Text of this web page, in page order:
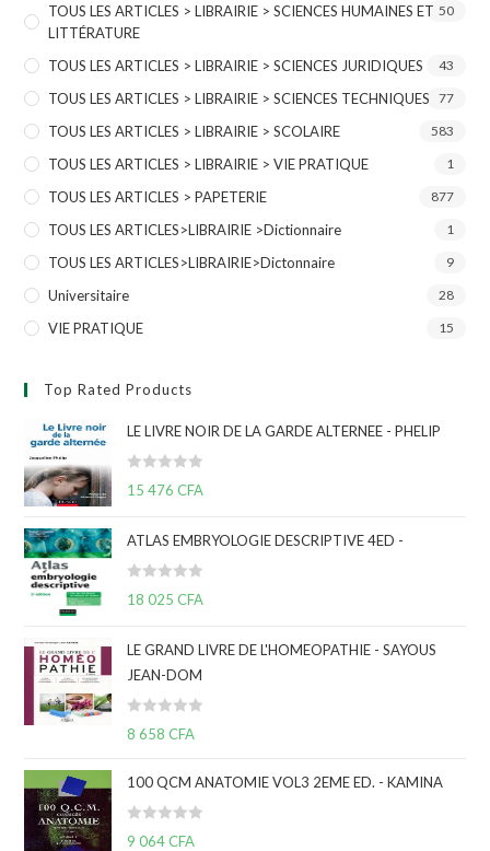
TOUS LES ARTICLES > LIBRAIRIE > SCIENCES HUMAINES ET
LITTÉRATURE
50
TOUS LES ARTICLES > LIBRAIRIE > SCIENCES JURIDIQUES 43
TOUS LES ARTICLES > LIBRAIRIE > SCIENCES TECHNIQUES 77
TOUS LES ARTICLES > LIBRAIRIE > SCOLAIRE 583
TOUS LES ARTICLES > LIBRAIRIE > VIE PRATIQUE 1
TOUS LES ARTICLES > PAPETERIE 877
TOUS LES ARTICLES>LIBRAIRIE >Dictionnaire 1
TOUS LES ARTICLES>LIBRAIRIE>Dictonnaire 9
Universitaire 28
VIE PRATIQUE 15
Top Rated Products
LE LIVRE NOIR DE LA GARDE ALTERNEE - PHELIP
N
0
s
r
15 476CFA
ATLAS EMBRYOLOGIE DESCRIPTIVE 4ED -
N
0
s
u
5
18 025CFA
LE GRAND LIVRE DE L'HOMEOPATHIE - SAYOUS
JEAN-DOM
N
0
s
8 658CFA
100 QCM ANATOMIE VOL3 2EME ED. - KAMINA
N
9 064CFA